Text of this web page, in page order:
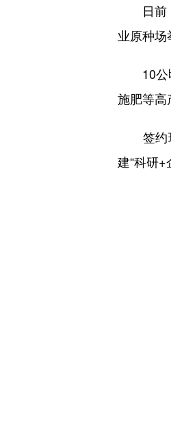
日前，
业原种场
10公顷
施肥等高
签约环
建“科研